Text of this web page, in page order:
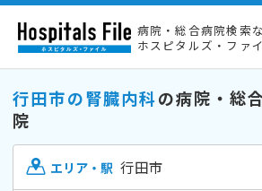
病院・総合病院検索
ホスピタルズ・ファ
行田市の腎臓内科の病院・総
院
エリア・駅 行田市